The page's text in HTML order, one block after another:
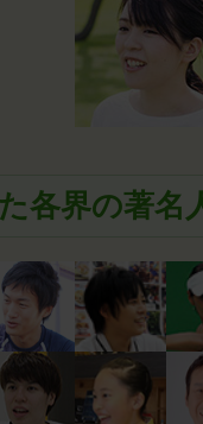
各界の著名